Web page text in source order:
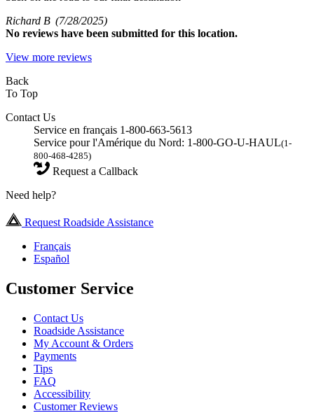
Richard B (7/28/2025)
No reviews have been submitted for this location.
View more reviews
Back
To Top
Contact Us
Service en français 1-800-663-5613
Service pour l'Amérique du Nord: 1-800-GO-U-HAUL(1-
800-468-4285)
Request a Callback
Need help?
Request Roadside Assistance
Français
Español
Customer Service
Contact Us
Roadside Assistance
My Account & Orders
Payments
Tips
FAQ
Accessibility
Customer Reviews